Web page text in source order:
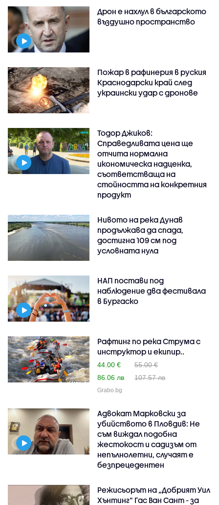
Дрон е нахлул в българското
въздушно пространство
Пожар в рафинерия в руския
Краснодарски край след
украински удар с дронове
Тодор Джиков:
Справедливата цена ще
отчита нормална
икономическа надценка,
съответстваща на
стойността на конкретния
продукт
Нивото на река Дунав
продължава да спада,
достигна 109 см под
условната нула
НАП постави под
наблюдение два фестивала
в Бургаско
Рафтинг по река Струма с
инструктор и екипир..
44.00 €
55.00 €
86.06 лв
107.57 лв
Grabo.bg
Адвокат Марковски за
убийството в Пловдив: Не
съм виждал подобна
жестокост и садизъм от
непълнолетни, случаят е
безпрецедентен
Режисьорът на „Добрият Уил
Хънтинг“ Гас Ван Сант - за